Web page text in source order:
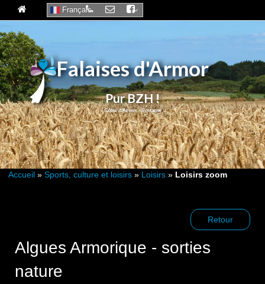
Falaises d'Armor
Pur BZH !
Accueil » Sports, culture et loisirs » Loisirs » Loisirs zoom
Retour
Algues Armorique - sorties
nature
Français